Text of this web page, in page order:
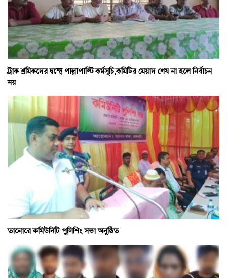
ট্রাক শ্রমিকদের দ্বন্দ্বে পাল্লাপাল্টি কর্মসূচি,কমিটির মেয়াদ শেষ না হলে নির্বাচন
নয়
তানোরে কমিউনিটি পুলিশিং সভা অনুষ্ঠিত